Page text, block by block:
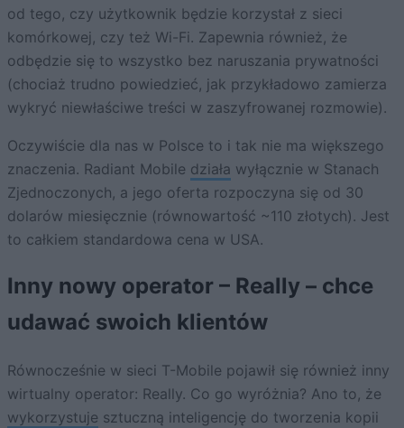
od tego, czy użytkownik będzie korzystał z sieci
komórkowej, czy też Wi-Fi. Zapewnia również, że
odbędzie się to wszystko bez naruszania prywatności
(chociaż trudno powiedzieć, jak przykładowo zamierza
wykryć niewłaściwe treści w zaszyfrowanej rozmowie).
Oczywiście dla nas w Polsce to i tak nie ma większego
znaczenia. Radiant Mobile działa wyłącznie w Stanach
Zjednoczonych, a jego oferta rozpoczyna się od 30
dolarów miesięcznie (równowartość ~110 złotych). Jest
to całkiem standardowa cena w USA.
Inny nowy operator – Really – chce
udawać swoich klientów
Równocześnie w sieci T-Mobile pojawił się również inny
wirtualny operator: Really. Co go wyróżnia? Ano to, że
wykorzystuje sztuczną inteligencję do tworzenia kopii